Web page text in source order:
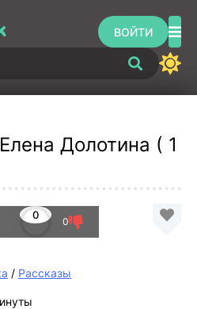
ВОЙТИ
Долотина ( 1
0
0
/ Рассказы